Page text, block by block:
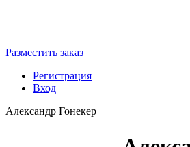
Разместить заказ
Регистрация
Вход
Александр Гонекер